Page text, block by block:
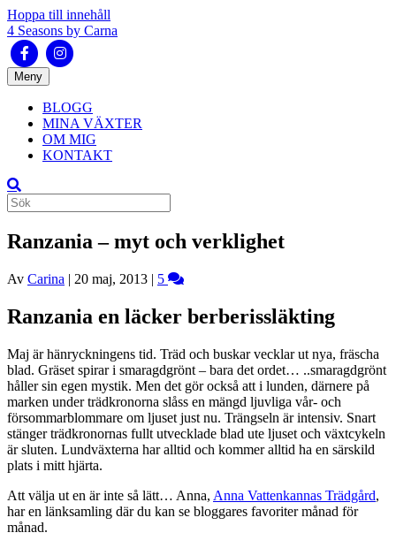
Hoppa till innehåll
4 Seasons by Carna
FacebookInstagram
Meny
BLOGG
MINA VÄXTER
OM MIG
KONTAKT
Ranzania – myt och verklighet
Av Carina | 20 maj, 2013 | 5
Ranzania en läcker berberissläkting
Maj är hänryckningens tid. Träd och buskar vecklar ut nya, fräscha
blad. Gräset spirar i smaragdgrönt – bara det ordet… ..smaragdgrönt
håller sin egen mystik. Men det gör också att i lunden, därnere på
marken under trädkronorna slåss en mängd ljuvliga vår- och
försommarblommare om ljuset just nu. Trängseln är intensiv. Snart
stänger trädkronornas fullt utvecklade blad ute ljuset och växtcykeln
är sluten. Lundväxterna har alltid och kommer alltid ha en särskild
plats i mitt hjärta.
Att välja ut en är inte så lätt… Anna, Anna Vattenkannas Trädgård,
har en länksamling där du kan se bloggares favoriter månad för
månad.